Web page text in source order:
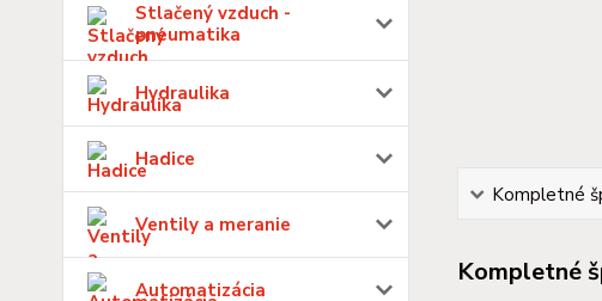
Stlačený vzduch -
pneumatika
Hydraulika
Hadice
Ventily a meranie
Automatizácia
Kompletné
Kompletné